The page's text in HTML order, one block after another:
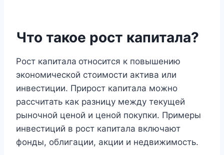
Что такое рост капитала?
Рост капитала относится к повышению
экономической стоимости актива или
инвестиции. Прирост капитала можно
рассчитать как разницу между текущей
рыночной ценой и ценой покупки. Примеры
инвестиций в рост капитала включают
фонды, облигации, акции и недвижимость.